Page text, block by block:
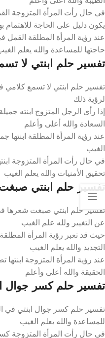
في حال رأت المرأة المتزوجة
يكون دليل على الحاجة للاهتمام
عند رؤية المرأة المطلقة
حاجتها للمساعدة والله يعلم
تفسير حلم ابنتي لا
تفسير حلم ابنتي لا تسمع
لرؤية ذلك
إذا رأى الرجل المتزوج ابنته
السعادة والله أعلى وأعلم
عند رؤية المرأة المطلقة ابنتها
الغيب
في حال رأت المرأة المتزوجة
تحقيق الأمنيات والله يعلم الغيب
تفسير حلم ابنتي
تفسير حلم ابنتي صبغت شعرها
عن التغيير ولله علم الغيب
حيث قد تعبر رؤية المرأة
التجديد والله يعلم الغيب
عند رؤية المرأة المتزوجة
الحقيقة والله أعلى وأعلم
تفسير حلم كسر جوال
تفسير حلم كسر جوال ابنتي في
للمساعدة والله يعلم الغيب
في حال رأت المرأة المتزوجة